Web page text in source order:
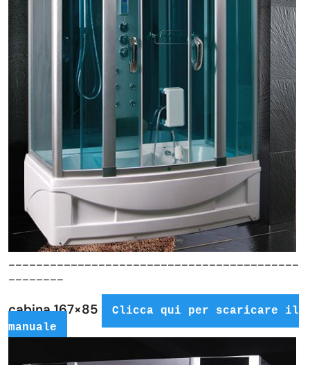
__________________________________________
________
cabina 167×85
Clicca qui per scaricare il
manuale